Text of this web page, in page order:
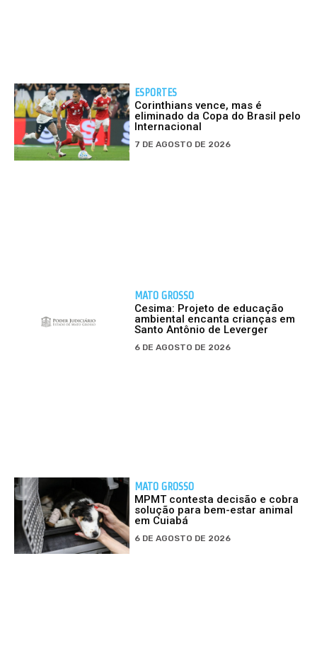
ESPORTES
Corinthians vence, mas é
eliminado da Copa do Brasil pelo
Internacional
7 DE AGOSTO DE 2026
MATO GROSSO
Cesima: Projeto de educação
ambiental encanta crianças em
Santo Antônio de Leverger
6 DE AGOSTO DE 2026
MATO GROSSO
MPMT contesta decisão e cobra
solução para bem-estar animal
em Cuiabá
6 DE AGOSTO DE 2026